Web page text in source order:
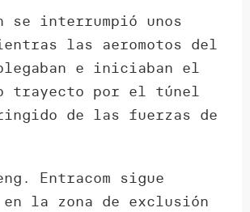
se interrumpió unos
las aeromotos del
e iniciaban el
trayecto por el túnel
de las fuerzas de
Entracom sigue
la zona de exclusión